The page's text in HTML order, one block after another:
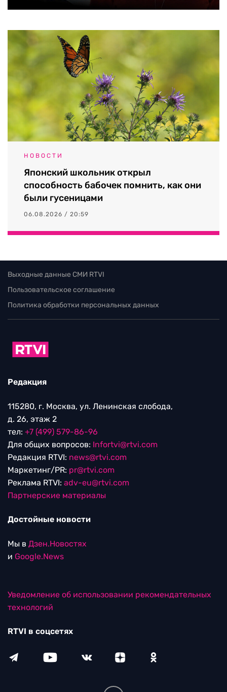
НОВОСТИ
Японский школьник открыл
способность бабочек помнить, как они
были гусеницами
06.08.2026 / 20:59
Выходные данные СМИ RTVI
Пользовательское соглашение
Политика обработки персональных данных
Редакция
115280, г. Москва, ул. Ленинская слобода,
д. 26, этаж 2
тел: +7 (499) 579-86-96
Для общих вопросов: Infortvi@rtvi.com
Редакция RTVI: news@rtvi.com
Маркетинг/PR: pr@rtvi.com
Реклама RTVI: adv-eu@rtvi.com
Партнерские материалы
Достойные новости
Мы в Дзен.Новостях
и Google.News
Уведомление об использовании рекомендательных
технологий
RTVI в соцсетях